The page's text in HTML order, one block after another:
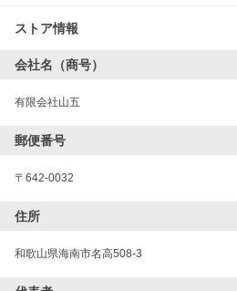
ストア情報
会社名（商号）
有限会社山五
郵便番号
〒 642-0032
住所
和歌山県海南市名高508-3